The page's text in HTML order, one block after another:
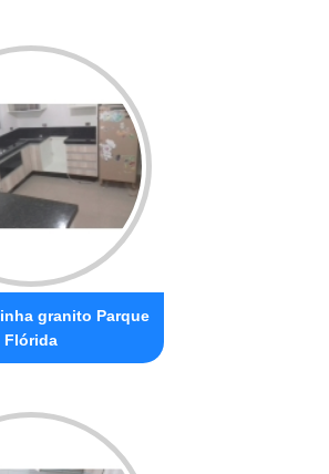
granito Parque
Flórida